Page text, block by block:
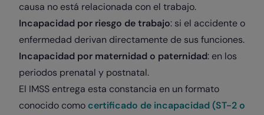
causa no está relacionada con el trabajo.
Incapacidad por riesgo de trabajo: si el accidente o
enfermedad derivan directamente de sus funciones.
Incapacidad por maternidad o paternidad: en los
periodos prenatal y postnatal.
El IMSS entrega esta constancia en un formato
conocido como certificado de incapacidad (ST-2 o